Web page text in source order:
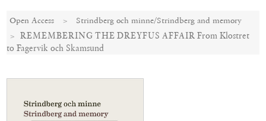
Open Access
Strindberg och minne/Strindberg and memory
REMEMBERING THE DREYFUS AFFAIR From Klostret
to Fagervik och Skamsund